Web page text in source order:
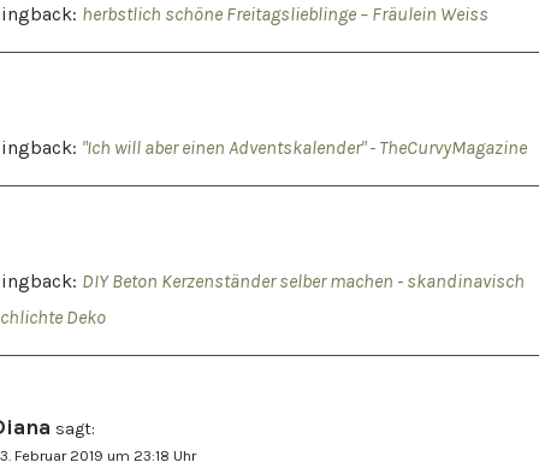
herbstlich schöne Freitagslieblinge – Fräulein Weiss
"Ich will aber einen Adventskalender" - TheCurvyMagazine
DIY Beton Kerzenständer selber machen - skandinavisch
Deko
sagt:
Februar 2019 um 23:18 Uhr